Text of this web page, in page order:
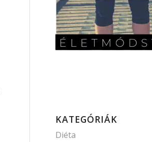
KATEGÓRIÁK
Diéta